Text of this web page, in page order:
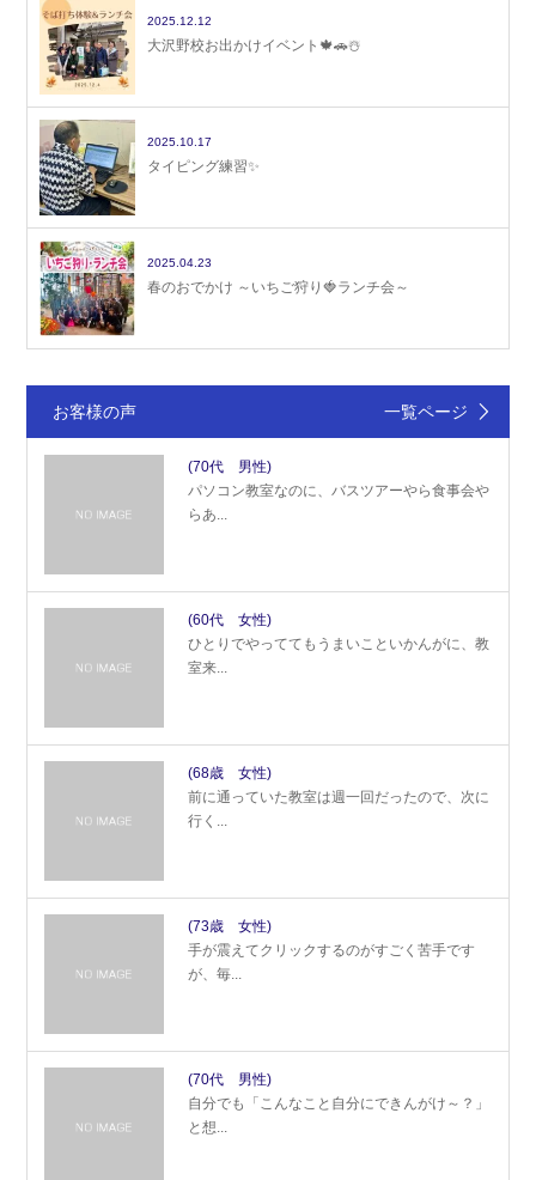
2025.12.12
大沢野校お出かけイベント🍁🚗☃️
2025.10.17
タイピング練習✨
2025.04.23
春のおでかけ ～いちご狩り🍓ランチ会～
お客様の声 一覧ページ
(70代 男性)
パソコン教室なのに、バスツアーやら食事会や
らあ...
(60代 女性)
ひとりでやっててもうまいこといかんがに、教
室来...
(68歳 女性)
前に通っていた教室は週一回だったので、次に
行く...
(73歳 女性)
手が震えてクリックするのがすごく苦手です
が、毎...
(70代 男性)
自分でも「こんなこと自分にできんがけ～？」
と想...